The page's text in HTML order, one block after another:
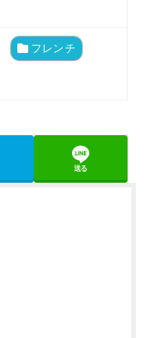
フレンチ
送る